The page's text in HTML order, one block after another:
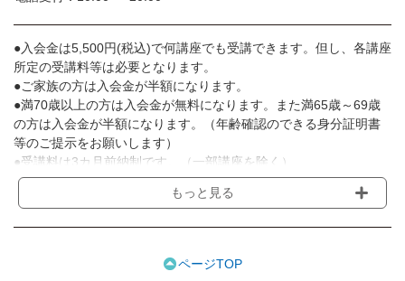
●入会金は5,500円(税込)で何講座でも受講できます。但し、各講座
所定の受講料等は必要となります。
●ご家族の方は入会金が半額になります。
●満70歳以上の方は入会金が無料になります。また満65歳～69歳
の方は入会金が半額になります。（年齢確認のできる身分証明書
等のご提示をお願いします）
●受講料は3カ月前納制です。（一部講座を除く）
●受講料には運営費として１講座につき月額770円(税込)が含まれ
ております。また一部の講座では別途傷害保険料も含まれており
用は含まれておりません。
もっと見る
ページTOP